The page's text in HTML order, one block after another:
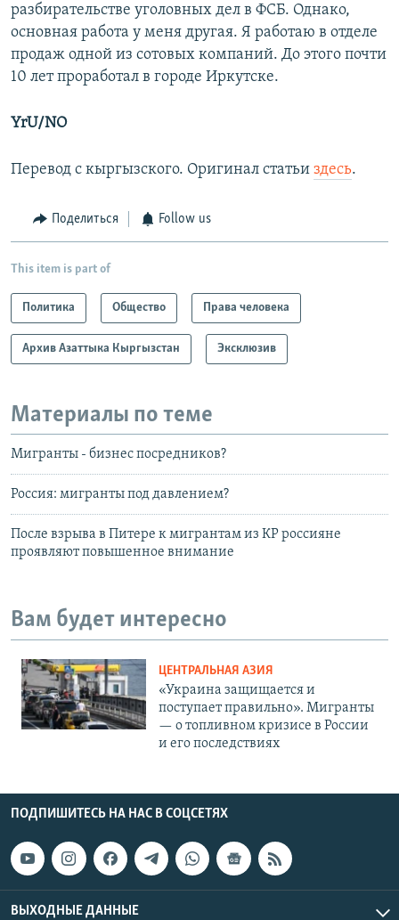
разбирательстве уголовных дел в ФСБ. Однако,
основная работа у меня другая. Я работаю в отделе
продаж одной из сотовых компаний. До этого почти
10 лет проработал в городе Иркутске.
YrU/NO
Перевод с кыргызского. Оригинал статьи здесь.
Поделиться Follow us
This item is part of
Политика Общество Права человека
Архив Азаттыка Кыргызстан Эксклюзив
Материалы по теме
Мигранты - бизнес посредников?
Россия: мигранты под давлением?
После взрыва в Питере к мигрантам из КР россияне
проявляют повышенное внимание
Вам будет интересно
ЦЕНТРАЛЬНАЯ АЗИЯ
«Украина защищается и
поступает правильно». Мигранты
— о топливном кризисе в России
и его последствиях
ПОДПИШИТЕСЬ НА НАС В СОЦСЕТЯХ
ВЫХОДНЫЕ ДАННЫЕ